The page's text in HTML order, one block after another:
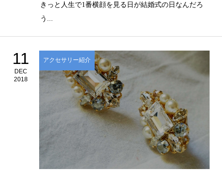
きっと人生で1番横顔を見る日が結婚式の日なんだろ
う...
11
DEC
2018
アクセサリー紹介